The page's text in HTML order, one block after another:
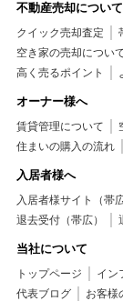
不動産売却について
クイック売却査定
空き家の売却につい
高く売るポイント
オーナー様へ
賃貸管理について
住まいの購入の流れ
入居者様へ
入居者様サイト（帯広
退去受付（帯広）
当社について
トップページ イン
代表ブログ
お客様